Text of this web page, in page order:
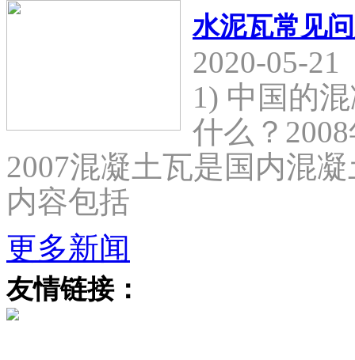
水泥瓦常见
2020-05-21
1) 中国的
什么？
2007混凝土瓦是国内混
内容包括
更多新闻
友情链接：